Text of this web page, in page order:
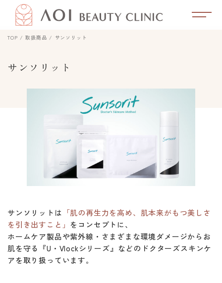
TOP 取扱商品 サンソリット
サンソリット
サンソリットは 「肌の再生力を高め、肌本来がもつ美しさ
を引き出すこと」 をコンセプトに、
ホームケア製品や紫外線・さまざまな環境ダメージからお
肌を守る『U・Vlockシリーズ』などのドクターズスキンケ
アを取り扱っています。